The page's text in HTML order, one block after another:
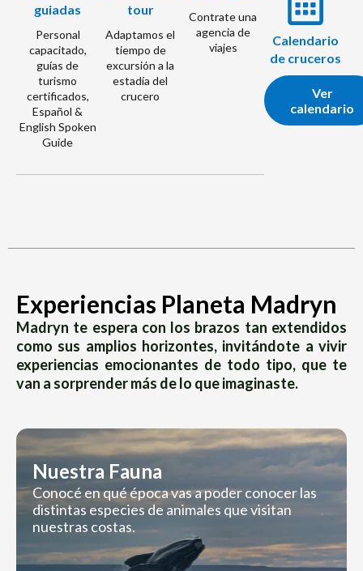
guiadas
Personal
capacitado,
guías de
turismo
certificados,
Español &
English Spoken
Guide
tour
Adaptamos el
tiempo de
excursión a la
estadía del
crucero
Contrate una
agencia de
viajes
Calendario
de cruceros
Ver
calendario
Experiencias Planeta Madryn
Madryn te espera con los brazos tan extendidos
como sus amplios horizontes, invitándote a vivir
experiencias emocionantes de todo tipo, que te
van a sorprender más de lo que imaginaste.
Nuestra Fauna
Conocé en qué época vas a poder conocer las
distintas especies de animales que visitan
nuestras costas.